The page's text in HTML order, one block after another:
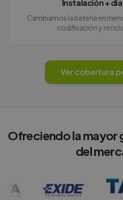
Instalación +
Cambiamos la batería en
codificación y
Ver cobertura
Ofreciendo la mayor
del